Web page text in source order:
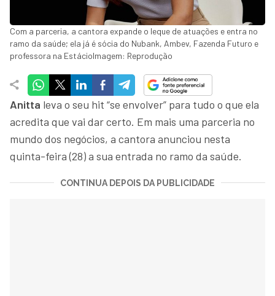
Com a parceria, a cantora expande o leque de atuações e entra no
ramo da saúde; ela já é sócia do Nubank, Ambev, Fazenda Futuro e
professora na EstácioImagem: Reprodução
Anitta leva o seu hit “se envolver” para tudo o que ela
acredita que vai dar certo. Em mais uma parceria no
mundo dos negócios, a cantora anunciou nesta
quinta-feira (28) a sua entrada no ramo da saúde.
CONTINUA DEPOIS DA PUBLICIDADE